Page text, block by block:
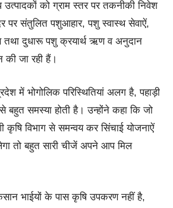
उत्पादकों को ग्राम स्तर पर तकनीकी निवेश
पर संतुलित पशुआहार, पशु स्वास्थ सेवाऐं,
तथा दुधारू पशु क्रयार्थ ऋण व अनुदान
की जा रही हैं।
में भोगोलिक परिस्थितियां अलग है, पहाड़ी
बहुत समस्या होती है। उन्होंने कहा कि जो
कृषि विभाग से समन्वय कर सिंचाई योजनाऐं
तो बहुत सारी चीजें अपने आप मिल
भाईयों के पास कृषि उपकरण नहीं है,